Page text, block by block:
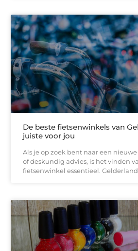
De beste fietsenwinkels van
juiste voor jou
Als je op zoek bent naar een nieuwe
of deskundig advies, is het vinden
fietsenwinkel essentieel.